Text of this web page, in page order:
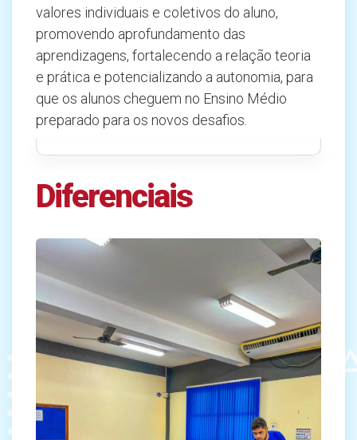
valores individuais e coletivos do aluno,
promovendo aprofundamento das
aprendizagens, fortalecendo a relação teoria
e prática e potencializando a autonomia, para
que os alunos cheguem no Ensino Médio
preparado para os novos desafios.
Diferenciais